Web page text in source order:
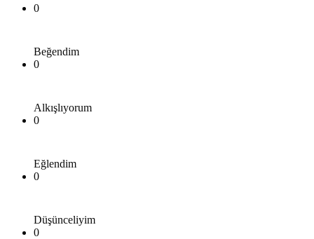
0
Beğendim
0
Alkışlıyorum
0
Eğlendim
0
Düşünceliyim
0